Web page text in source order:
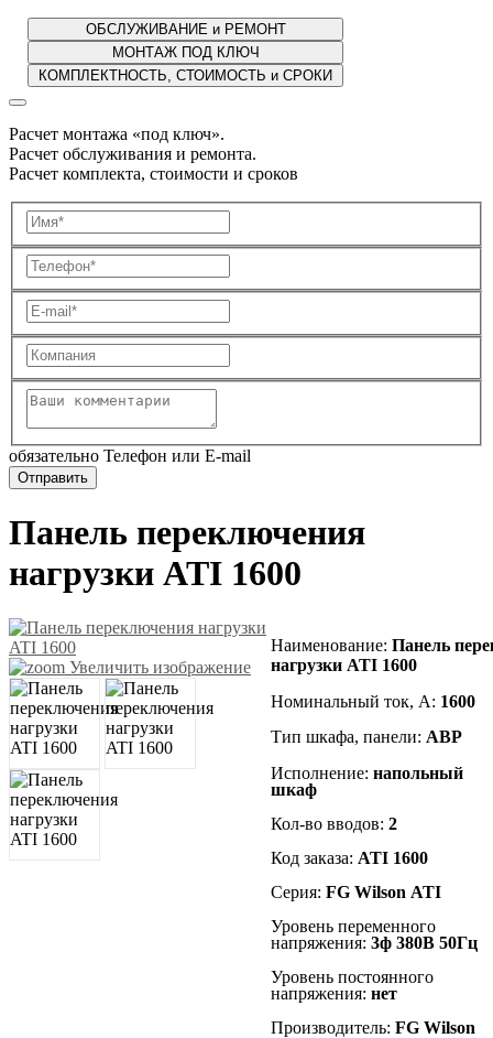
Расчет монтажа «под ключ».
Расчет обслуживания и ремонта.
Расчет комплекта, стоимости и сроков
обязательно Телефон или E-mail
Панель переключения
нагрузки ATI 1600
Увеличить изображение
Наименование: Панель
нагрузки ATI 1600
Номинальный ток, А: 1600
Тип шкафа, панели: АВР
Исполнение: напольный
шкаф
Кол-во вводов: 2
Код заказа: ATI 1600
Серия: FG Wilson ATI
Уровень переменного
напряжения: 3ф 380В 50Гц
Уровень постоянного
напряжения: нет
Производитель: FG Wilson